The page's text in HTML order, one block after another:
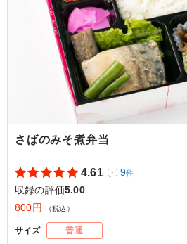
さばのみそ煮弁当
4.61 9件
収録の評価5.00
800円
（税込）
サイズ 普通